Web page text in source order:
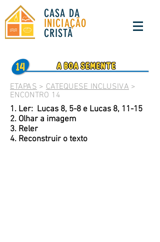
CASA DA
INICIAÇÃO
CRISTÃ
ETAPAS> CATEQUESE INCLUSIVA>
ENCONTRO 14
1. Ler: Lucas 8, 5-8 e Lucas 8, 11-15
2. Olhar a imagem
3. Reler
4. Reconstruir o texto